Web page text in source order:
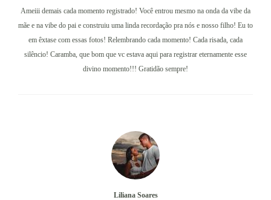
Ameiii demais cada momento registrado! Você entrou mesmo na onda da vibe da
mãe e na vibe do pai e construiu uma linda recordação pra nós e nosso filho! Eu to
em êxtase com essas fotos! Relembrando cada momento! Cada risada, cada
silêncio! Caramba, que bom que vc estava aqui para registrar eternamente esse
divino momento!!! Gratidão sempre!
Liliana Soares